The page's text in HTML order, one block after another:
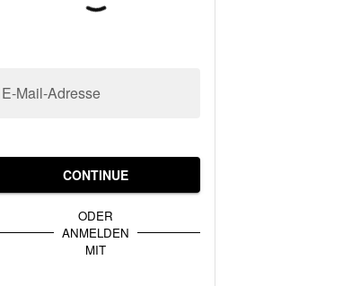
E-Mail-Adresse
CONTINUE
ODER
ANMELDEN
MIT